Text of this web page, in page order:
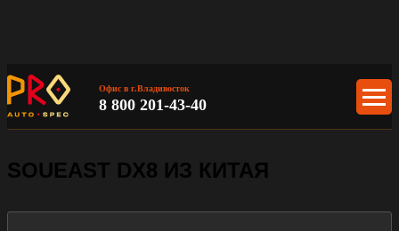
Офис в г.Владивосток
8 800 201-43-40
SOUEAST DX8 ИЗ КИТАЯ